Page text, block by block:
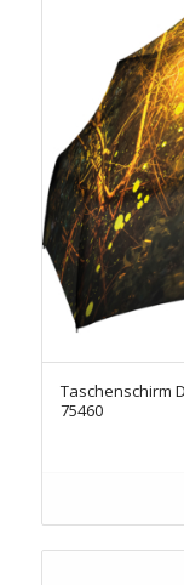
Taschenschirm
75460